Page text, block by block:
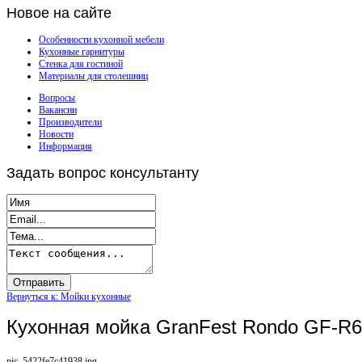
Новое на сайте
Особенности кухонной мебели
Кухонные гарнитуры
Стенка для гостиной
Материалы для столешниц
Вопросы
Вакансии
Производители
Новости
Информация
Задать вопрос консультанту
Вернуться к: Мойки кухонные
Кухонная мойка GranFest Rondo GF-